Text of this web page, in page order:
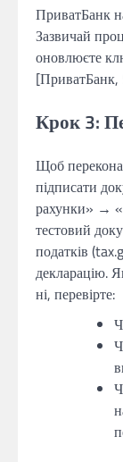
ПриватБанк
Зазвичай
оновлюєте
[ПриватБанк,
Крок 3:
Щоб
підписати
рахунки» →
тестовий
податків
декларацію.
ні, перевірте: